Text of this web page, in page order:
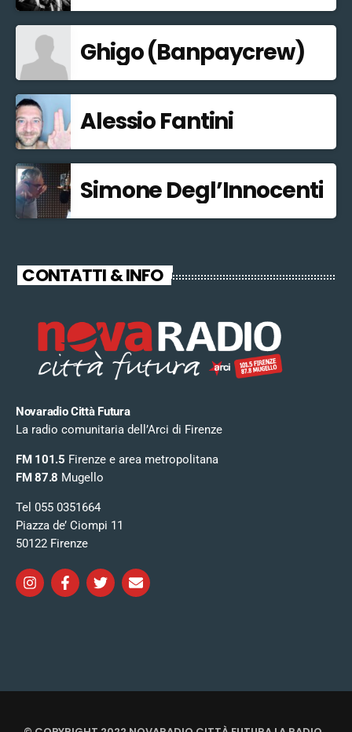
Ghigo (Banpaycrew)
Alessio Fantini
Simone Degl’Innocenti
CONTATTI & INFO
Novaradio Città Futura
La radio comunitaria dell’Arci di Firenze
FM 101.5 Firenze e area metropolitana
FM 87.8 Mugello
Tel 055 0351664
Piazza de’ Ciompi 11
50122 Firenze